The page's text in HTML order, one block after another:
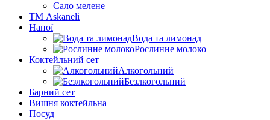
Сало мелене
ТМ Askaneli
Напої
Вода та лимонад
Рослинне молоко
Коктейльний сет
Алкогольний
Безлкогольний
Барний сет
Вишня коктейльна
Посуд